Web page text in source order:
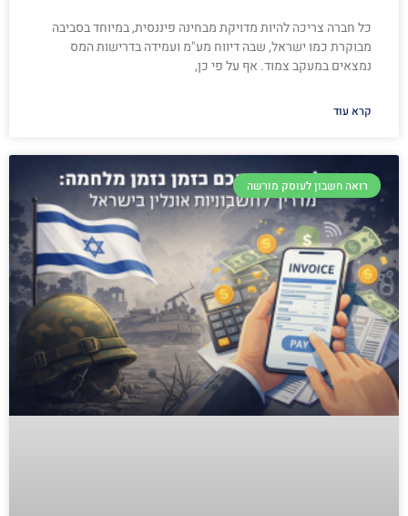
כל חברה צריכה להיות מדויקת מבחינה פיננסית, במיוחד בסביבה
מבוקרת כמו ישראל, שבה דיווח מע"מ ועמידה בדרישות המס
נמצאים במעקב צמוד. אף על פי כן,
קרא עוד
רואה חשבון לעוסק מורשה